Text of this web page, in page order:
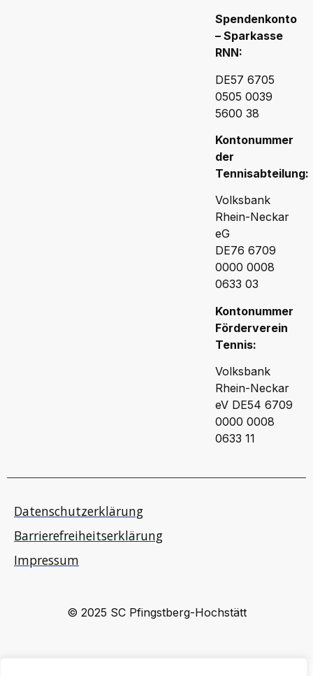
Spendenkonto
– Sparkasse
RNN:
DE57 6705
0505 0039
5600 38
Kontonummer
der
Tennisabteilung:
Volksbank
Rhein-Neckar
eG
DE76 6709
0000 0008
0633 03
Kontonummer
Förderverein
Tennis:
Volksbank
Rhein-Neckar
eV DE54 6709
0000 0008
0633 11
Datenschutzerklärung
Barrierefreiheitserklärung
Impressum
© 2025 SC Pfingstberg-Hochstätt